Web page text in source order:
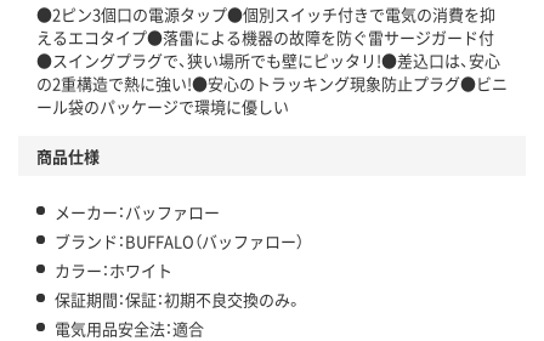
●2ピン3個口の電源タップ●個別スイッチ付きで電気の消費を抑
えるエコタイプ●落雷による機器の故障を防ぐ雷サージガード付
●スイングプラグで、狭い場所でも壁にピッタリ!●差込口は、安心
の2重構造で熱に強い!●安心のトラッキング現象防止プラグ●ビニ
ール袋のパッケージで環境に優しい
商品仕様
メーカー：バッファロー
ブランド：BUFFALO（バッファロー）
カラー：ホワイト
保証期間：保証：初期不良交換のみ。
電気用品安全法：適合